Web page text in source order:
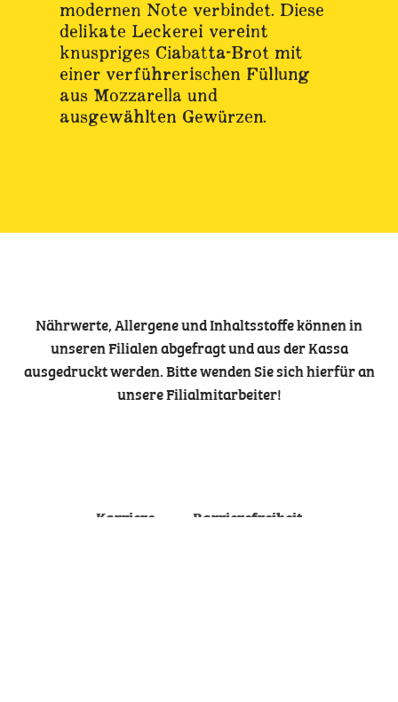
modernen Note verbindet. Diese
delikate Leckerei vereint
knuspriges Ciabatta-Brot mit
einer verführerischen Füllung
aus Mozzarella und
ausgewählten Gewürzen.
Nährwerte, Allergene und Inhaltsstoffe können in
unseren Filialen abgefragt und aus der Kassa
ausgedruckt werden. Bitte wenden Sie sich hierfür an
unsere Filialmitarbeiter!
Karriere Barrierefreiheit